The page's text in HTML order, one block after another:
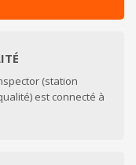
(station
est connecté à